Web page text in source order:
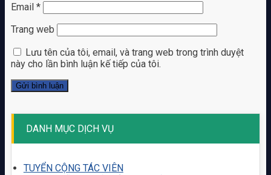
Email *
Trang web
Lưu tên của tôi, email, và trang web trong trình duyệt
này cho lần bình luận kế tiếp của tôi.
DANH MỤC DỊCH VỤ
TUYỂN CỘNG TÁC VIÊN